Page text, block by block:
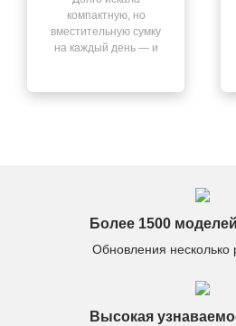
компактную, но
вместительную сумку
на каждый день — и
Более 1500
Обновления несколько
Высокая